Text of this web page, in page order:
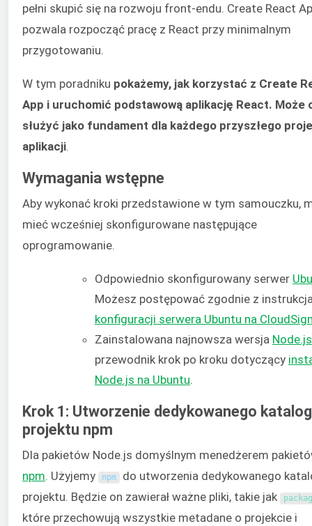
pełni skupić się na rozwoju front-endu. Create React
pozwala rozpocząć pracę z React przy minimalnym
przygotowaniu.
W tym poradniku pokażemy, jak korzystać z Create
App i uruchomić podstawową aplikację React. Może
służyć jako fundament dla każdego przyszłego
aplikacji
Wymagania wstępne
Aby wykonać kroki przedstawione w tym samouczku,
mieć wcześniej skonfigurowane następujące
oprogramowanie.
Odpowiednio skonfigurowany serwer
Możesz postępować zgodnie z
konfiguracji serwera Ubuntu na
Zainstalowana najnowsza wersja Node.js
przewodnik krok po kroku dotyczący
Node.js na Ubuntu
Krok 1: Utworzenie dedykowanego
projektu npm
Dla pakietów Node.js domyślnym menedżerem
npm. Użyjemy npm do utworzenia dedykowanego
projektu. Będzie on zawierał ważne pliki, takie jak
które przechowują wszystkie metadane o projekcie i